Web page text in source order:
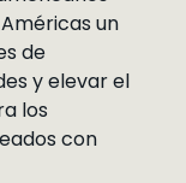
un
de
y elevar el
los
con